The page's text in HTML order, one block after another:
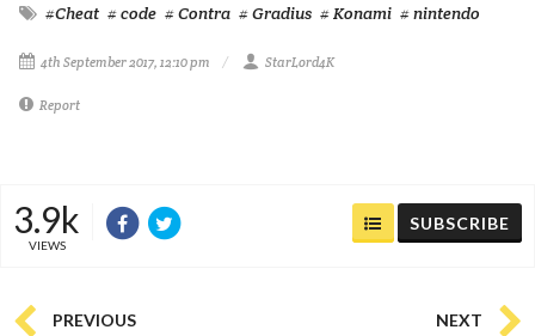
#Cheat # code # Contra # Gradius # Konami # nintendo
4th September 2017, 12:10 pm StarLord4K
Report
3.9k
VIEWS
SUBSCRIBE
PREVIOUS NEXT